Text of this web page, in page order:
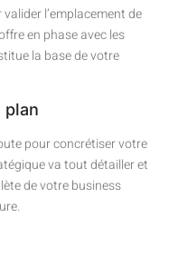
l’emplacement de
en phase avec les
la base de votre
plan
pour concrétiser votre
va tout détailler et
de votre business